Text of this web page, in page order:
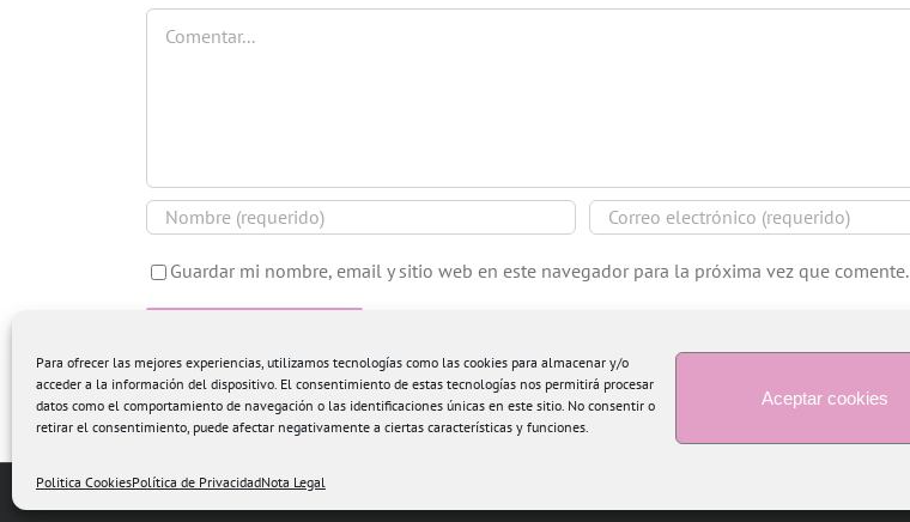
Para ofrecer las mejores experiencias, utilizamos tecnologías como las cookies para almacenar y/o
acceder a la información del dispositivo. El consentimiento de estas tecnologías nos permitirá procesar
datos como el comportamiento de navegación o las identificaciones únicas en este sitio. No consentir o
retirar el consentimiento, puede afectar negativamente a ciertas características y funciones.
Aceptar cookies
Politica CookiesPolítica de PrivacidadNota Legal
Comentar
Guardar mi nombre, email y sitio web en este navegador para la próxima vez que comente.